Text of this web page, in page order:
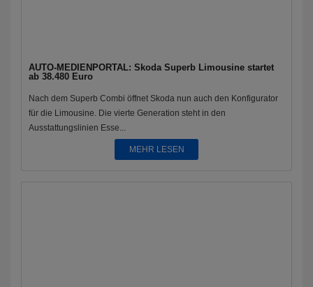
AUTO-MEDIENPORTAL: Skoda Superb Limousine startet
ab 38.480 Euro
Nach dem Superb Combi öffnet Skoda nun auch den Konfigurator
für die Limousine. Die vierte Generation steht in den
Ausstattungslinien Esse...
MEHR LESEN